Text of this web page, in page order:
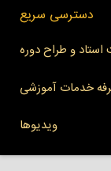
دسترسی سریع
و طراح دوره
خدمات آموزشی
ویدیوها